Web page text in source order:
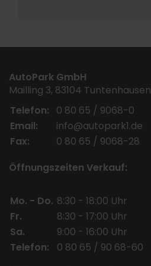
AutoPark GmbH
Mailling 3, 83104 Tuntenhausen
Telefon:
0 80 65 / 9068-0
Email:
info@autopark1.de
Fax:
0 80 65 / 9068-28
Öffnungszeiten Verkauf:
Mo. - Do. 8:30 - 18:00 Uhr
Fr.
8:30 - 17:00 Uhr
Sa.
9:00 - 16:00 Uhr
Telefon:
0 80 65 / 90 68-60